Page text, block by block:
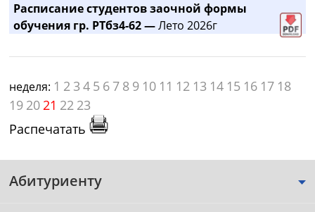
Расписание студентов заочной формы
обучения гр. РТбз4-62 —Лето 2026г
неделя: 1 2 3 4 5 6 7 8 9 10 11 12 13 14 15 16 17 18
19 2021 22 23
Распечатать
Абитуриенту